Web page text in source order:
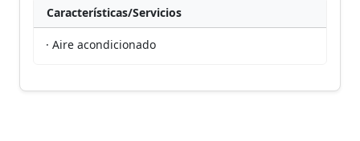
Características/Servicios
· Aire acondicionado